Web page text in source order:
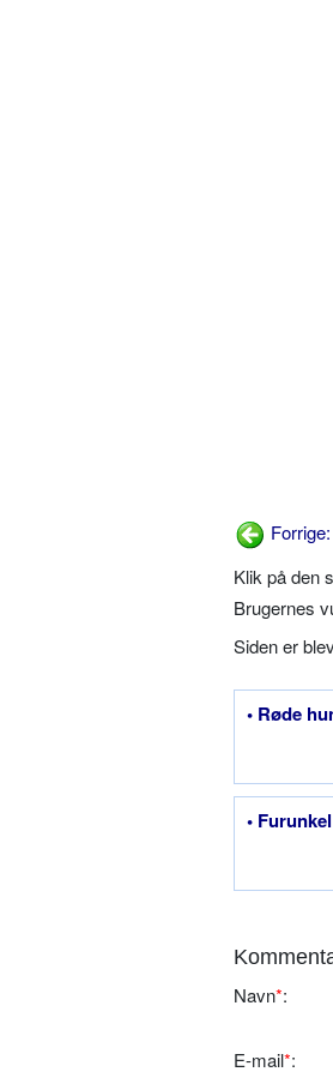
Klik på den
Brugernes
Siden er
• Røde
• Furunkel
Navn*:
E-mail*: